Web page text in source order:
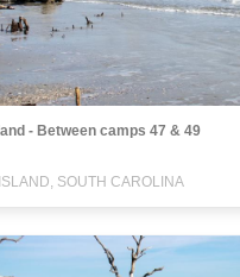
- Between camps 47 & 49
SOUTH CAROLINA